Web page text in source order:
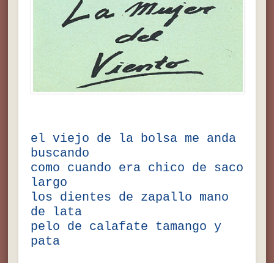
el viejo de la bolsa me anda
buscando
como cuando era chico de saco
largo
los dientes de zapallo mano
de lata
pelo de calafate tamango y
pata